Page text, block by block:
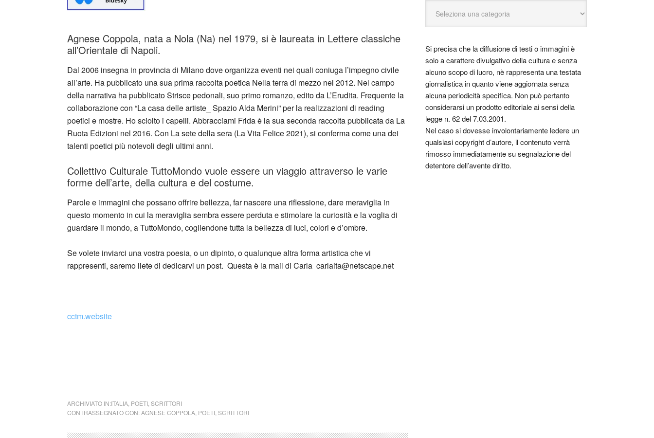
Agnese Coppola, nata a Nola (Na) nel 1979, si è laureata in Lettere classiche
all’Orientale di Napoli.
Dal 2006 insegna in provincia di Milano dove organizza eventi nei quali coniuga l’impegno civile
all’arte. Ha pubblicato una sua prima raccolta poetica Nella terra di mezzo nel 2012. Nel campo
della narrativa ha pubblicato Strisce pedonali, suo primo romanzo, edito da L’Erudita. Frequente la
collaborazione con “La casa delle artiste_ Spazio Alda Merini” per la realizzazioni di reading
poetici e mostre. Ho sciolto i capelli. Abbracciami Frida è la sua seconda raccolta pubblicata da La
Ruota Edizioni nel 2016. Con La sete della sera (La Vita Felice 2021), si conferma come una dei
talenti poetici più notevoli degli ultimi anni.
Collettivo Culturale TuttoMondo vuole essere un viaggio attraverso le varie
forme dell’arte, della cultura e del costume.
Parole e immagini che possano offrire bellezza, far nascere una riflessione, dare meraviglia in
questo momento in cui la meraviglia sembra essere perduta e stimolare la curiosità e la voglia di
guardare il mondo, a TuttoMondo, cogliendone tutta la bellezza di luci, colori e d’ombre.
Se volete inviarci una vostra poesia, o un dipinto, o qualunque altra forma artistica che vi
rappresenti, saremo liete di dedicarvi un post. Questa è la mail di Carla carlaita@netscape.net
cctm.website
ARCHIVIATO IN:ITALIA POETI SCRITTORI
CONTRASSEGNATO CON:AGNESE COPPOLA POETI SCRITTORI
Si precisa che la diffusione di testi o immagini è
solo a carattere divulgativo della cultura e senza
alcuno scopo di lucro, nè rappresenta una testata
giornalistica in quanto viene aggiornata senza
alcuna periodicità specifica. Non può pertanto
considerarsi un prodotto editoriale ai sensi della
legge n. 62 del 7.03.2001.
Nel caso si dovesse involontariamente ledere un
qualsiasi copyright d’autore, il contenuto verrà
rimosso immediatamente su segnalazione del
detentore dell’avente diritto.